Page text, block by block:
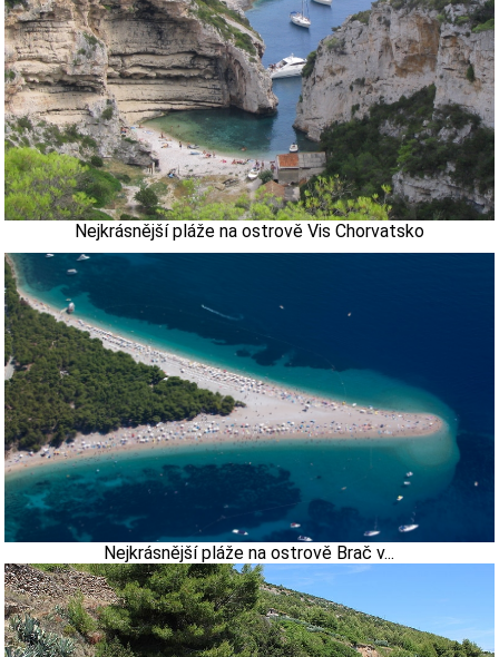
Nejkrásnější pláže na ostrově Vis Chorvatsko
Nejkrásnější pláže na ostrově Brač v...